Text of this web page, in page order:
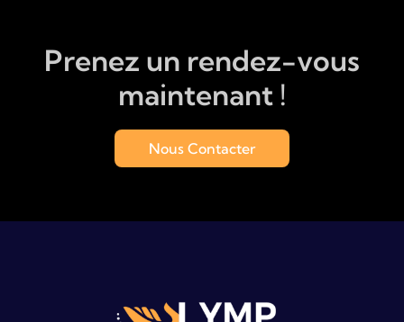
Prenez un rendez-vous
maintenant !
Nous Contacter